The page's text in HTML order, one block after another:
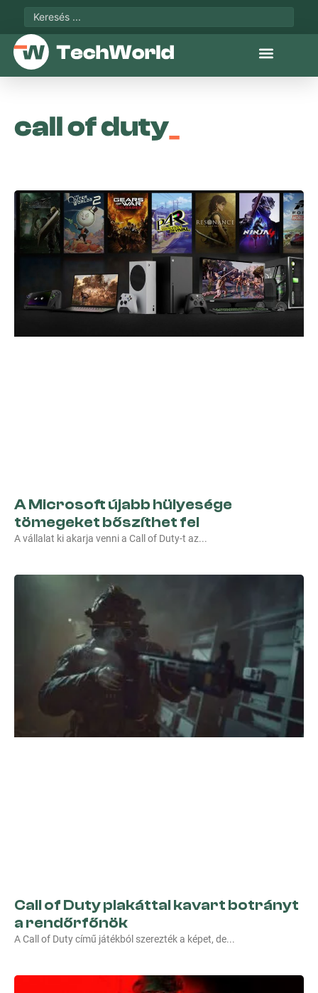
call of duty
A Microsoft újabb hülyesége
tömegeket bőszíthet fel
A vállalat ki akarja venni a Call of Duty-t az
Call of Duty plakáttal kavart botrányt
a rendőrfőnök
A Call of Duty című játékból szerezték a képet, de